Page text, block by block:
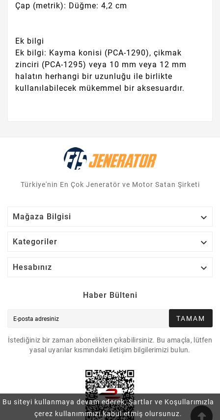
Bu siteyi kullanmaya devam ederek, Şartlar ve Koşullarımızla
çerez kullanımımızı kabul etmiş olursunuz.
Çap (metrik): Düğme: 4,2 cm
Ek bilgi
Ek bilgi: Kayma konisi (PCA-1290), çikmak
zinciri (PCA-1295) veya 10 mm veya 12 mm
halatın herhangi bir uzunluğu ile birlikte
kullanılabilecek mükemmel bir aksesuardır.
Türkiye'nin En Çok Jeneratör ve Motor Satan Şirketi
Mağaza Bilgisi 
Kategoriler 
Hesabınız 
Haber Bülteni
TAMAM
İstediğiniz bir zaman abonelikten çıkabilirsiniz. Bu amaçla, lütfen
yasal uyarılar kısmındaki iletişim bilgilerimizi bulun.